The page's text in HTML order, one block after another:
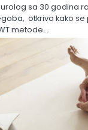
sa 30 godina
otkriva kako
metode…